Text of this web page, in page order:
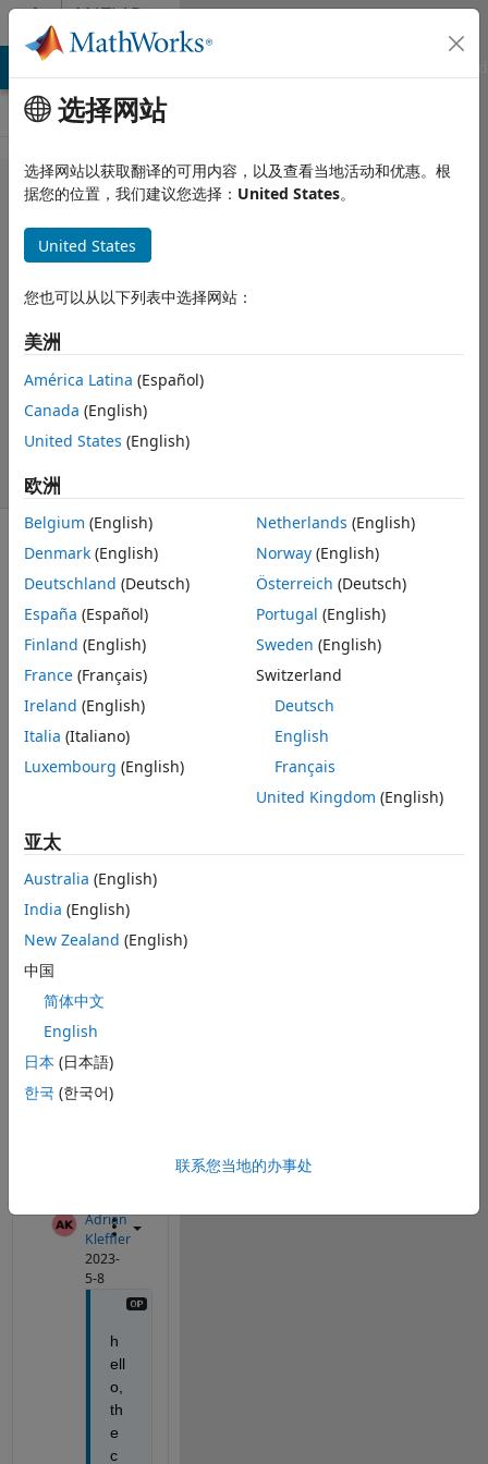
跳到内容 MATLAB
Answers
MATLAB Answers
How to
remove
rows in
table?
Adrian Kleffler
2023 5 8
2 个回答
更新时间：2023 6
6 次查看（30 天）
显示 更早的评论
Hello, I need to
multiple rows in
table... I have a
table where the
imageFilename
images... i
need to remove
some rows by
telling the
program exact
path... for
example i have
list of 60 paths
which i want to
remove from
table... how to
do this ? thanks
Adrian
Kleffler
2023-
5-8
h
ell
o,
th
e
c
选择网站
选择网站以获取翻译的可用内容，以及查看当地活动和优惠。根
据您的位置，我们建议您选择： United States。
United States
您也可以从以下列表中选择网站：
美洲
América Latina (Español)
Canada (English)
United States (English)
欧洲
Belgium (English)
Denmark (English)
Deutschland (Deutsch)
España (Español)
Finland (English)
France (Français)
Ireland (English)
Italia (Italiano)
Luxembourg (English)
Netherlands (English)
Norway(English)
Österreich (Deutsch)
Portugal (English)
Sweden (English)
Switzerland
Deutsch
English
Français
United Kingdom (English)
亚太
Australia (English)
India (English)
New Zealand (English)
中国
简体中文
English
日本 (日本語)
한국 (한국어)
联系您当地的办事处